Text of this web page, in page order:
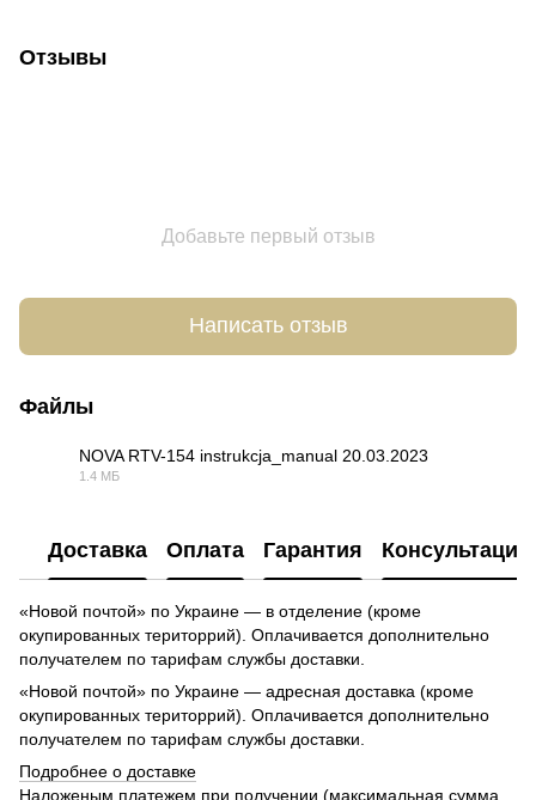
Отзывы
Добавьте первый отзыв
Написать отзыв
Файлы
NOVA RTV-154 instrukcja_manual 20.03.2023
1.4 МБ
Доставка Оплата Гарантия Консультация
«Новой почтой» по Украине — в отделение (кроме
окупированных територрий). Оплачивается дополнительно
получателем по тарифам службы доставки.
«Новой почтой» по Украине — адресная доставка (кроме
окупированных територрий). Оплачивается дополнительно
получателем по тарифам службы доставки.
Подробнее о доставке
Наложеным платежем при получении (максимальная сумма